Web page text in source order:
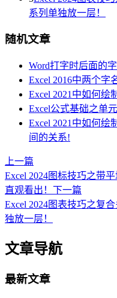
系列单独放一层！
随机文章
Word打字时后面的
Excel 2016中两个字
Excel 2021中如何绘
Excel公式基础之单
Excel 2021中如何绘
间的关系!
上一篇
Excel 2024图标技巧之带
直观看出！ 下一篇
Excel 2024图表技巧之复
独放一层！
文章导航
最新文章